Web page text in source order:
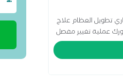
تطويل العظام علاج
عملية تغيير مفصل